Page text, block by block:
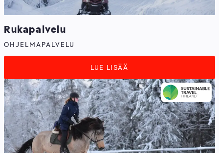
Rukapalvelu
OHJELMAPALVELU
LUE LISÄÄ